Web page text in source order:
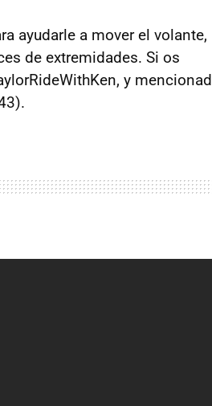
ayudarle a mover el volante,
de extremidades. Si os
y mencionad